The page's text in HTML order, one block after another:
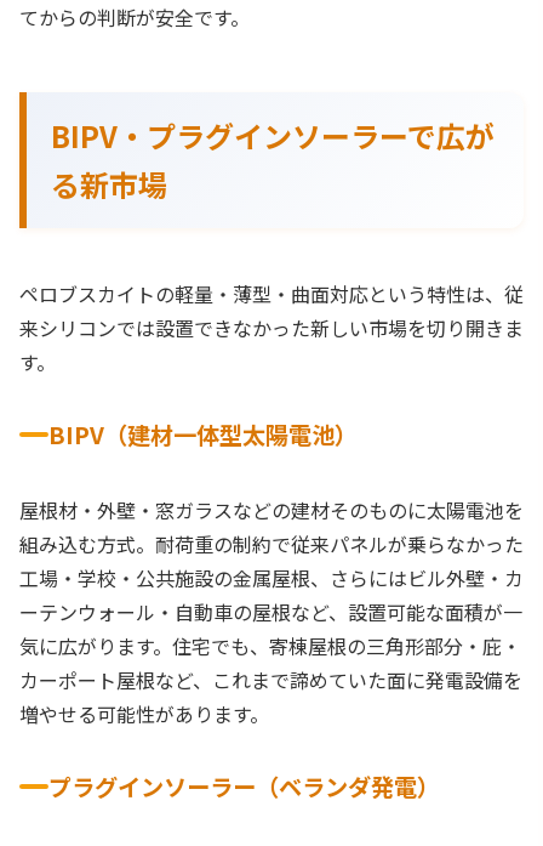
てからの判断が安全です。
BIPV・プラグインソーラーで広が
る新市場
ペロブスカイトの軽量・薄型・曲面対応という特性は、従
来シリコンでは設置できなかった新しい市場を切り開きま
す。
BIPV（建材一体型太陽電池）
屋根材・外壁・窓ガラスなどの建材そのものに太陽電池を
組み込む方式。耐荷重の制約で従来パネルが乗らなかった
工場・学校・公共施設の金属屋根、さらにはビル外壁・カ
ーテンウォール・自動車の屋根など、設置可能な面積が一
気に広がります。住宅でも、寄棟屋根の三角形部分・庇・
カーポート屋根など、これまで諦めていた面に発電設備を
増やせる可能性があります。
プラグインソーラー（ベランダ発電）